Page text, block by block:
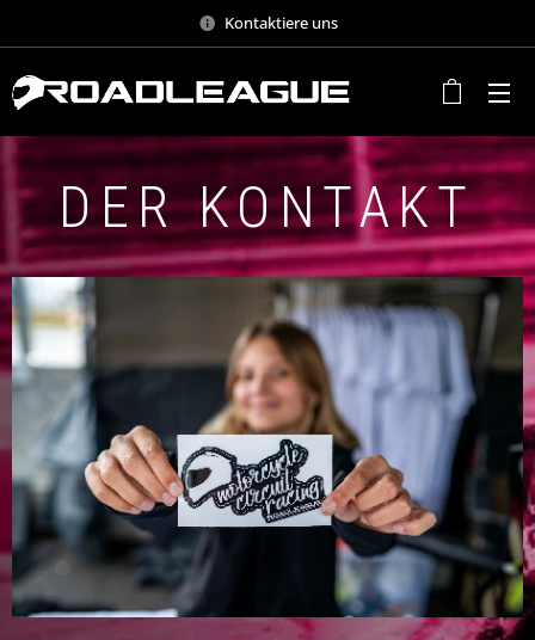
Kontaktiere uns
DER KONTAKT